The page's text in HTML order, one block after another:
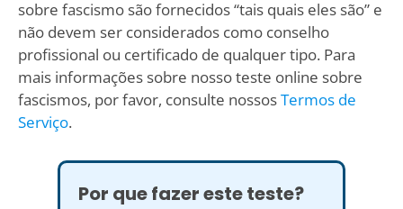
sobre fascismo são fornecidos “tais quais eles são” e
não devem ser considerados como conselho
profissional ou certificado de qualquer tipo. Para
mais informações sobre nosso teste online sobre
fascismos, por favor, consulte nossosTermos de
Serviço.
Por que fazer este teste?